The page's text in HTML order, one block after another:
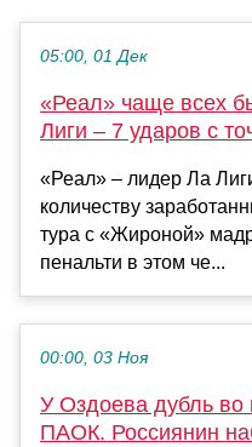
05:00, 01 Дек
«Реал» чаще всех
Лиги – 7 ударов с
«Реал» – лидер Ла
количеству
тура с «Жироной»
пенальти в этом че...
00:00, 03 Ноя
У Оздоева дубль во
ПАОК. Россиянин